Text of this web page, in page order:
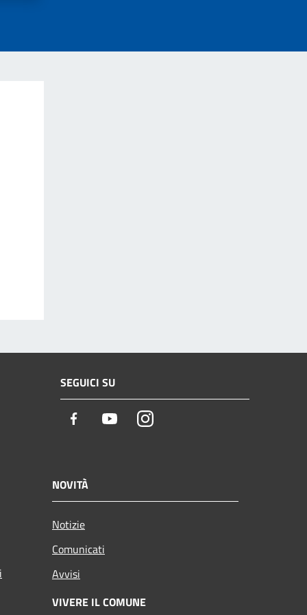
SEGUICI SU
Facebook YoutubeInstagram
NOVITÀ
Notizie
Comunicati
Avvisi
VIVERE IL COMUNE